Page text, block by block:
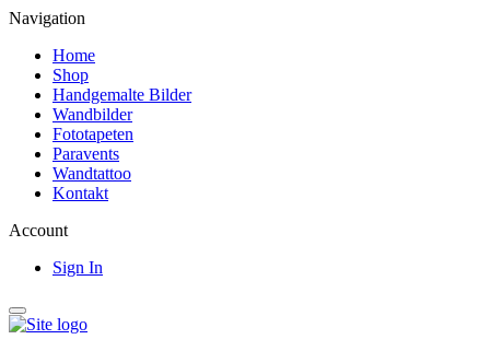
Navigation
Home
Shop
Handgemalte Bilder
Wandbilder
Fototapeten
Paravents
Wandtattoo
Kontakt
Account
Sign In